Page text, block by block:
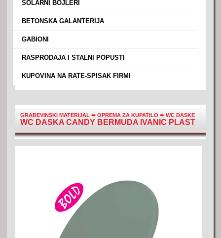
SOLARNI BOJLERI
BETONSKA GALANTERIJA
GABIONI
RASPRODAJA I STALNI POPUSTI
KUPOVINA NA RATE-SPISAK FIRMI
GRAĐEVINSKI MATERIJAL ➨OPREMA ZA KUPATILO ➨WC DASKE
WC DASKA CANDY BERMUDA IVANIC PLAST